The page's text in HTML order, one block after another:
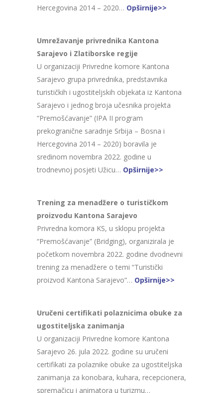
Hercegovina 2014 – 2020… Opširnije>>
Umrežavanje privrednika Kantona
Sarajevo i Zlatiborske regije
U organizaciji Privredne komore Kantona
Sarajevo grupa privrednika, predstavnika
turističkih i ugostiteljskih objekata iz Kantona
Sarajevo i jednog broja učesnika projekta
“Premošćavanje” (IPA II program
prekogranične saradnje Srbija – Bosna i
Hercegovina 2014 – 2020) boravila je
sredinom novembra 2022. godine u
trodnevnoj posjeti Užicu… Opširnije>>
Trening za menadžere o turističkom
proizvodu Kantona Sarajevo
Privredna komora KS, u sklopu projekta
“Premošćavanje” (Bridging), organizirala je
početkom novembra 2022. godine dvodnevni
trening za menadžere o temi “Turistički
proizvod Kantona Sarajevo”… Opširnije>>
Uručeni certifikati polaznicima obuke za
ugostiteljska zanimanja
U organizaciji Privredne komore Kantona
Sarajevo 26. jula 2022. godine su uručeni
certifikati za polaznike obuke za ugostiteljska
zanimanja za konobara, kuhara, recepcionera,
spremačicu i animatora u turizmu…